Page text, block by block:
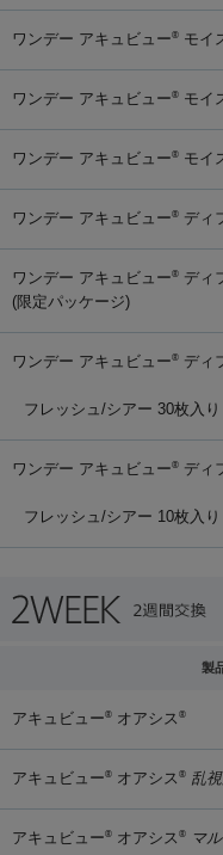
ワンデー アキュビュー® モイ
ワンデー アキュビュー® モイ
ワンデー アキュビュー® モイ
ワンデー アキュビュー® ディ
ワンデー アキュビュー® ディ
(限定パッケージ)
ワンデー アキュビュー® ディ
フレッシュ/シアー 30枚入り
ワンデー アキュビュー® ディ
フレッシュ/シアー 10枚入り
製
アキュビュー® オアシス ®
アキュビュー® オアシス ® 乱
アキュビュー® オアシス ® マ